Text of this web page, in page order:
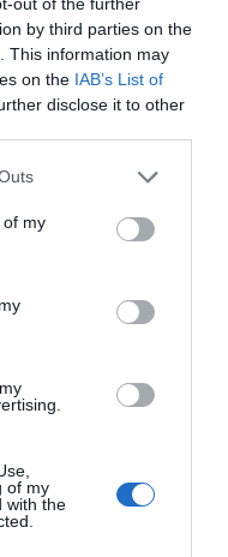
by third parties on the
This information may
on the IAB’s List of
disclose it to other
of my
of my
with the